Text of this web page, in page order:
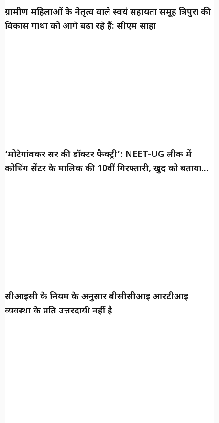
ग्रामीण महिलाओं के नेतृत्व वाले स्वयं सहायता समूह त्रिपुरा की
विकास गाथा को आगे बढ़ा रहे हैं: सीएम साहा
‘मोटेगांवकर सर की डॉक्टर फैक्ट्री’: NEET-UG लीक में
कोचिंग सेंटर के मालिक की 10वीं गिरफ्तारी, खुद को बताया
सीआईसी के नियम के अनुसार बीसीसीआई आरटीआई
व्यवस्था के प्रति उत्तरदायी नहीं है